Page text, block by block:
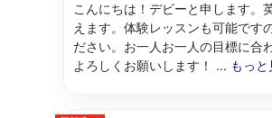
こんにちは！デビーと申します。
えます。体験レッスンも可能です
ださい。お一人お一人の目標に合
よろしくお願いします！ ... もっと